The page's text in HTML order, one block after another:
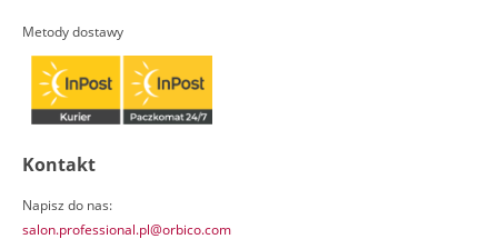
Metody dostawy
Kontakt
Napisz do nas:
salon.professional.pl@orbico.com